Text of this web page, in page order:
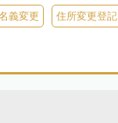
義変更 住所変更登記